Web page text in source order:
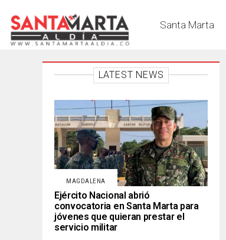
Santa Marta
LATEST NEWS
MAGDALENA
Ejército Nacional abrió
convocatoria en Santa Marta para
jóvenes que quieran prestar el
servicio militar